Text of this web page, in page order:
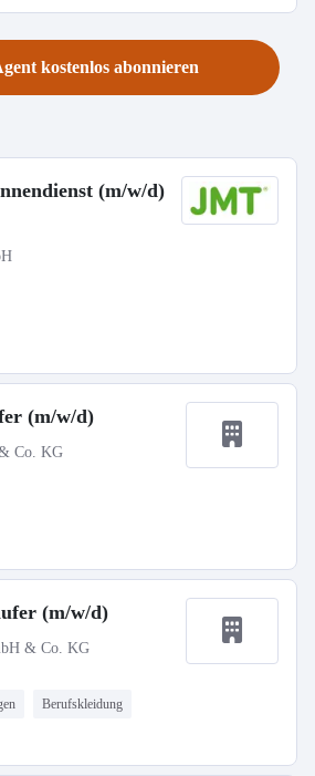
kostenlos abonnieren
(m/w/d)
(m/w/d)
Co. KG
(m/w/d)
& Co. KG
Berufskleidung